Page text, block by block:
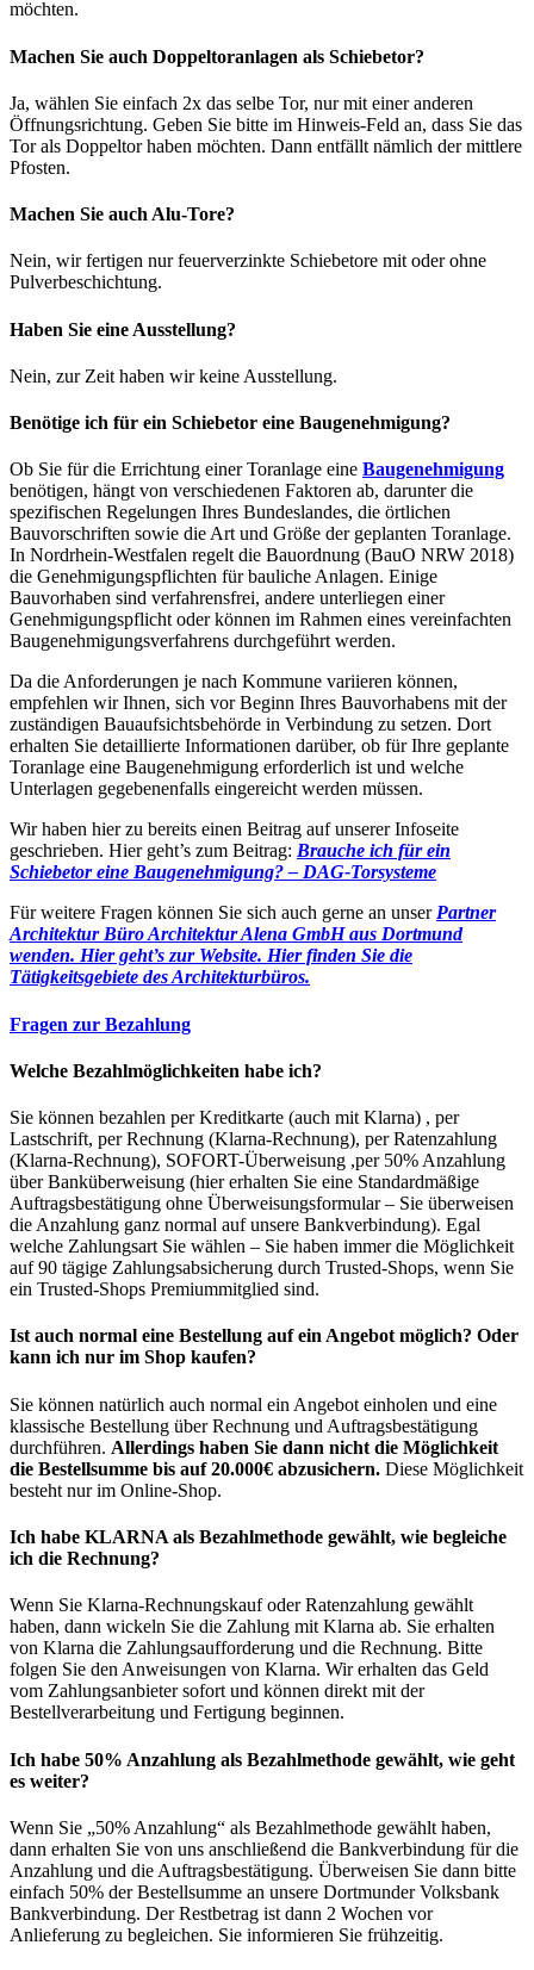
möchten.
Machen Sie auch Doppeltoranlagen als Schiebetor?
Ja, wählen Sie einfach 2x das selbe Tor, nur mit einer anderen
Öffnungsrichtung. Geben Sie bitte im Hinweis-Feld an, dass Sie das
Tor als Doppeltor haben möchten. Dann entfällt nämlich der mittlere
Pfosten.
Machen Sie auch Alu-Tore?
Nein, wir fertigen nur feuerverzinkte Schiebetore mit oder ohne
Pulverbeschichtung.
Haben Sie eine Ausstellung?
Nein, zur Zeit haben wir keine Ausstellung.
Benötige ich für ein Schiebetor eine Baugenehmigung?
Ob Sie für die Errichtung einer Toranlage eine Baugenehmigung
benötigen, hängt von verschiedenen Faktoren ab, darunter die
spezifischen Regelungen Ihres Bundeslandes, die örtlichen
Bauvorschriften sowie die Art und Größe der geplanten Toranlage.
In Nordrhein-Westfalen regelt die Bauordnung (BauO NRW 2018)
die Genehmigungspflichten für bauliche Anlagen. Einige
Bauvorhaben sind verfahrensfrei, andere unterliegen einer
Genehmigungspflicht oder können im Rahmen eines vereinfachten
Baugenehmigungsverfahrens durchgeführt werden.
Da die Anforderungen je nach Kommune variieren können,
empfehlen wir Ihnen, sich vor Beginn Ihres Bauvorhabens mit der
zuständigen Bauaufsichtsbehörde in Verbindung zu setzen. Dort
erhalten Sie detaillierte Informationen darüber, ob für Ihre geplante
Toranlage eine Baugenehmigung erforderlich ist und welche
Unterlagen gegebenenfalls eingereicht werden müssen.
Wir haben hier zu bereits einen Beitrag auf unserer Infoseite
geschrieben. Hier geht’s zum Beitrag: Brauche ich für ein
Schiebetor eine Baugenehmigung? – DAG-Torsysteme
Für weitere Fragen können Sie sich auch gerne an unser Partner
Architektur Büro Architektur Alena GmbH aus Dortmund
wenden. Hier geht’s zur Website. Hier finden Sie die
Tätigkeitsgebiete des Architekturbüros.
Fragen zur Bezahlung
Welche Bezahlmöglichkeiten habe ich?
Sie können bezahlen per Kreditkarte (auch mit Klarna) , per
Lastschrift, per Rechnung (Klarna-Rechnung), per Ratenzahlung
(Klarna-Rechnung), SOFORT-Überweisung ,per 50% Anzahlung
über Banküberweisung (hier erhalten Sie eine Standardmäßige
Auftragsbestätigung ohne Überweisungsformular – Sie überweisen
die Anzahlung ganz normal auf unsere Bankverbindung). Egal
welche Zahlungsart Sie wählen – Sie haben immer die Möglichkeit
auf 90 tägige Zahlungsabsicherung durch Trusted-Shops, wenn Sie
ein Trusted-Shops Premiummitglied sind.
Ist auch normal eine Bestellung auf ein Angebot möglich? Oder
kann ich nur im Shop kaufen?
Sie können natürlich auch normal ein Angebot einholen und eine
klassische Bestellung über Rechnung und Auftragsbestätigung
durchführen. Allerdings haben Sie dann nicht die Möglichkeit
die Bestellsumme bis auf 20.000€ abzusichern. Diese Möglichkeit
besteht nur im Online-Shop.
Ich habe KLARNA als Bezahlmethode gewählt, wie begleiche
ich die Rechnung?
Wenn Sie Klarna-Rechnungskauf oder Ratenzahlung gewählt
haben, dann wickeln Sie die Zahlung mit Klarna ab. Sie erhalten
von Klarna die Zahlungsaufforderung und die Rechnung. Bitte
folgen Sie den Anweisungen von Klarna. Wir erhalten das Geld
vom Zahlungsanbieter sofort und können direkt mit der
Bestellverarbeitung und Fertigung beginnen.
Ich habe 50% Anzahlung als Bezahlmethode gewählt, wie geht
es weiter?
Wenn Sie „50% Anzahlung“ als Bezahlmethode gewählt haben,
dann erhalten Sie von uns anschließend die Bankverbindung für die
Anzahlung und die Auftragsbestätigung. Überweisen Sie dann bitte
einfach 50% der Bestellsumme an unsere Dortmunder Volksbank
Bankverbindung. Der Restbetrag ist dann 2 Wochen vor
Anlieferung zu begleichen. Sie informieren Sie frühzeitig.